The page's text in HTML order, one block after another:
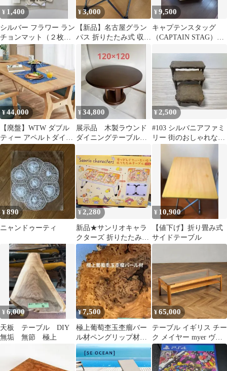
¥ 1,400
シルバー フラワー ラン
チョンマット（２枚
組）新品 ♡
¥3,000
【新品】名古屋グラン
パス 折りたたみ式 収納
ドリンクホルダー付ア
ウトドアテーブル
¥9,500
キャプテンスタッグ
（CAPTAIN STAG）テ
¥44,000
【廃盤】WTW ダブル
ティー アペルトダイニ
ングテーブル 900
NATURAL
¥34,800
展示品 木製ラウンド
ダイニングテーブル
¥2,500
#103 シルバニアファミ
リー 街のおしゃれなブ
¥890
ニャンドゥーティ
¥ 2,280
新品★サンリオキャラ
クターズ 折りたたみテ
ーブル ほっぴんぐてぃ
ーたいむ
¥ 10,900
【値下げ】折り畳み式
サイドテーブル
¥6,000
天板 テーブル DIY
無垢 無節 極上
¥7,500
極上葡萄杢玉杢瘤バー
ル材ペングリップ材花
台敷板飾り台
¥65,000
テーブル イギリス チー
ク メイヤー myer ヴィ
ンテージ ガラストップ
コーヒーテーブル 英国
Myer コーヒー 棚付 ガ